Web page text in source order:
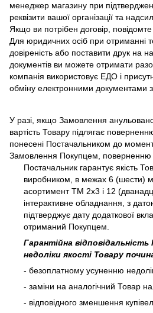
менеджер магазину при
реквізити вашої організації та
Якщо ви потрібен договір,
Для юридичних осіб при отриманні
довіреність або поставити друк на
документів ви можете отримати
компанія використовує ЕДО і
обміну електронними документами
У разі, якщо Замовлення
вартість Товару підлягає
понесені Постачальником до
Замовлення Покупцем, поверненню
Постачальник гарантує якість
виробником, в межах 6 (шести)
асортимент ТМ 2х3 і 12
інтерактивне обладнання, з
підтверджує дату додаткової
отриманий Покупцем.
Гарантійна
недоліки якості Товару
- безоплатному усуненню
- заміни на аналогічний Товар
- відповідного зменшення